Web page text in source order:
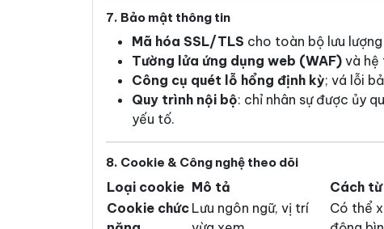
7. Bảo mật thông tin
Mã hóa SSL/TLS cho toàn bộ lưu
Tường lửa ứng dụng web (WAF) và hệ
Công cụ quét lỗ hổng định kỳ; vá lỗi
Quy trình nội bộ: chỉ nhân sự được ủy
yếu tố.
8. Cookie & Công nghệ theo dõi
Loại cookie Mô tả
Cách
Cookie chức Lưu ngôn ngữ, vị trí
Có thể